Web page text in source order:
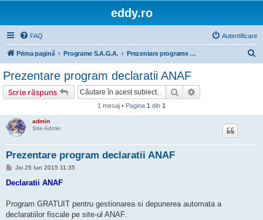
eddy.ro
FAQ Autentificare
Prima pagină Programe S.A.G.A. Prezentare programe Line si declaratii ANAF
Prezentare program declaratii ANAF
Scrie răspuns Căutare
1 mesaj • Pagina 1 din 1
admin
Site Admin
Prezentare program declaratii ANAF
M
s
Joi 25 Iun 2015 11:35
Declaratii ANAF
Program GRATUIT pentru gestionarea si depunerea automata a
declaratiilor fiscale pe site-ul ANAF.